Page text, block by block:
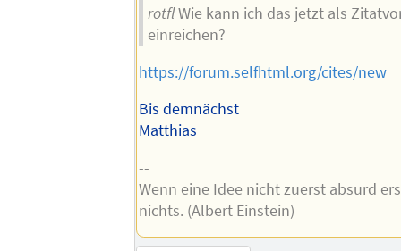
rotflWie kann ich das jetzt als
einreichen?
https://forum.selfhtml.org/cites/new
Bis demnächst
Matthias
--
Wenn eine Idee nicht zuerst absurd
nichts. (Albert Einstein)